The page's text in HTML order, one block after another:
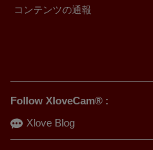
硬直させ、あなたのエロティック
要するに、ウェブカメラ(いたず
Xlovecamは本当に出会い系サイ
それはまだ美しい女性と、ライブ
(良いライブビデオ)でのみです。
それはあなたのカメラで、ライ
コンテンツの通報
Follow XloveCam® :
Xlove Blog